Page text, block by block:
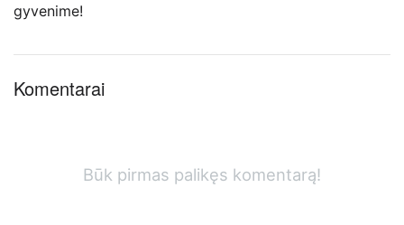
gyvenime!
Komentarai
Būk pirmas palikęs komentarą!